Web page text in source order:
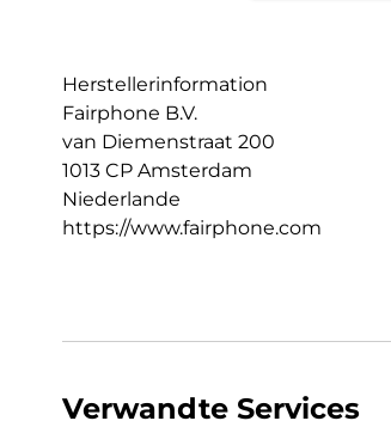
Herstellerinformation
Fairphone B.V.
van Diemenstraat 200
1013 CP Amsterdam
Niederlande
https://www.fairphone.com
Verwandte Services